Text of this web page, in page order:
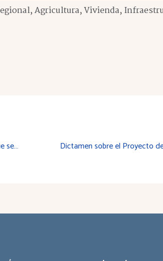
Agricultura, Vivienda,
Dictamen sobre el Proyecto de Decreto por el que se crea el Consejo Riojano de Relaciones Laborales